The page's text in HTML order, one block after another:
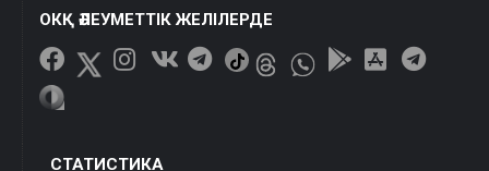
ОКҚ ӘЛЕУМЕТТІК ЖЕЛІЛЕРДЕ
СТАТИСТИКА